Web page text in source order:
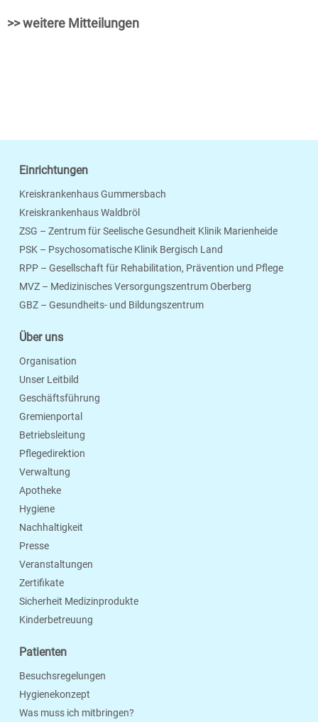
>> weitere Mitteilungen
Einrichtungen
Kreiskrankenhaus Gummersbach
Kreiskrankenhaus Waldbröl
ZSG – Zentrum für Seelische Gesundheit Klinik Marienheide
PSK – Psychosomatische Klinik Bergisch Land
RPP – Gesellschaft für Rehabilitation, Prävention und Pflege
MVZ – Medizinisches Versorgungszentrum Oberberg
GBZ – Gesundheits- und Bildungszentrum
Über uns
Organisation
Unser Leitbild
Geschäftsführung
Gremienportal
Betriebsleitung
Pflegedirektion
Verwaltung
Apotheke
Hygiene
Nachhaltigkeit
Presse
Veranstaltungen
Zertifikate
Sicherheit Medizinprodukte
Kinderbetreuung
Patienten
Besuchsregelungen
Hygienekonzept
Was muss ich mitbringen?